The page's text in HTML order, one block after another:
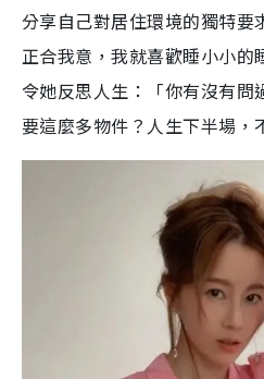
分享自己對居住環境的獨特要
正合我意，我就喜歡睡小小的
令她反思人生：「你有沒有問
要這麼多物件？人生下半場，